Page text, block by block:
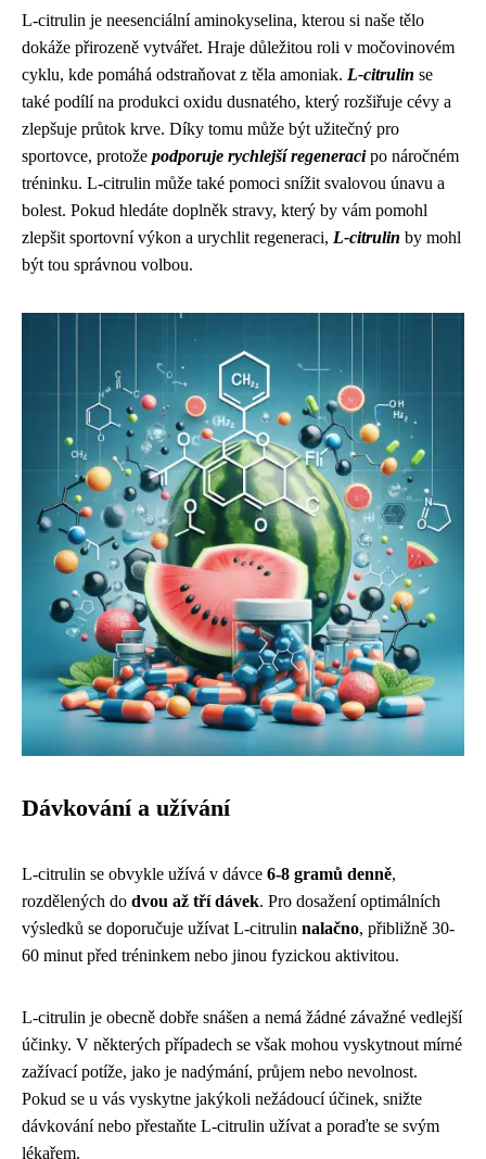
L-citrulin je neesenciální aminokyselina, kterou si naše tělo
dokáže přirozeně vytvářet. Hraje důležitou roli v močovinovém
cyklu, kde pomáhá odstraňovat z těla amoniak. L-citrulin se
také podílí na produkci oxidu dusnatého, který rozšiřuje cévy a
zlepšuje průtok krve. Díky tomu může být užitečný pro
sportovce, protože podporuje rychlejší regeneracipo náročném
tréninku. L-citrulin může také pomoci snížit svalovou únavu a
bolest. Pokud hledáte doplněk stravy, který by vám pomohl
zlepšit sportovní výkon a urychlit regeneraci, L-citrulin by mohl
být tou správnou volbou.
Dávkování a užívání
L-citrulin se obvykle užívá v dávce 6-8 gramů denně,
rozdělených do dvou až tří dávek. Pro dosažení optimálních
výsledků se doporučuje užívat L-citrulin nalačno, přibližně 30-
60 minut před tréninkem nebo jinou fyzickou aktivitou.
L-citrulin je obecně dobře snášen a nemá žádné závažné vedlejší
účinky. V některých případech se však mohou vyskytnout mírné
zažívací potíže, jako je nadýmání, průjem nebo nevolnost.
Pokud se u vás vyskytne jakýkoli nežádoucí účinek, snižte
dávkování nebo přestaňte L-citrulin užívat a poraďte se svým
lékařem.